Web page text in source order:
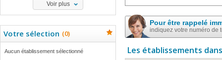
Voir plus
Votre sélection (0)
Aucun établissement sélectionné
Pour être rappelé
indiquez votre numéro de
Les établissements